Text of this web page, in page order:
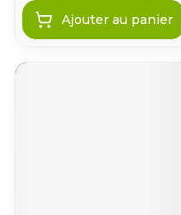
Ajouter au panier